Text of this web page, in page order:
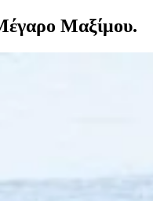
Μαξίμου.